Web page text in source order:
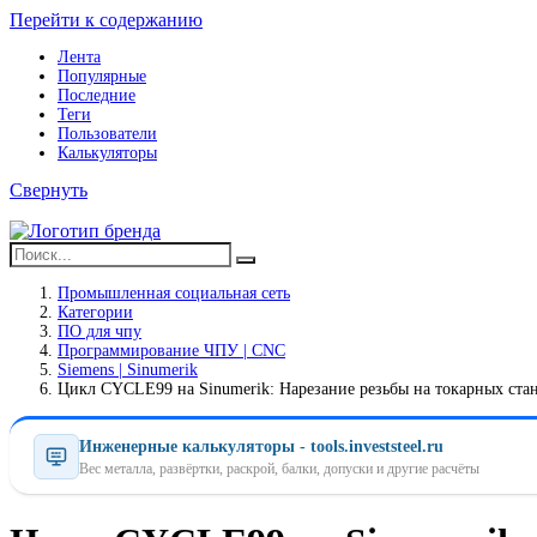
Перейти к содержанию
Лента
Популярные
Последние
Теги
Пользователи
Калькуляторы
Свернуть
Промышленная социальная сеть
Категории
ПO для чпу
Программирование ЧПУ | CNC
Siemens | Sinumerik
Цикл CYCLE99 на Sinumerik: Нарезание резьбы на токарных
Инженерные калькуляторы - tools.investsteel.ru
Вес металла, развёртки, раскрой, балки, допуски и другие расчёты